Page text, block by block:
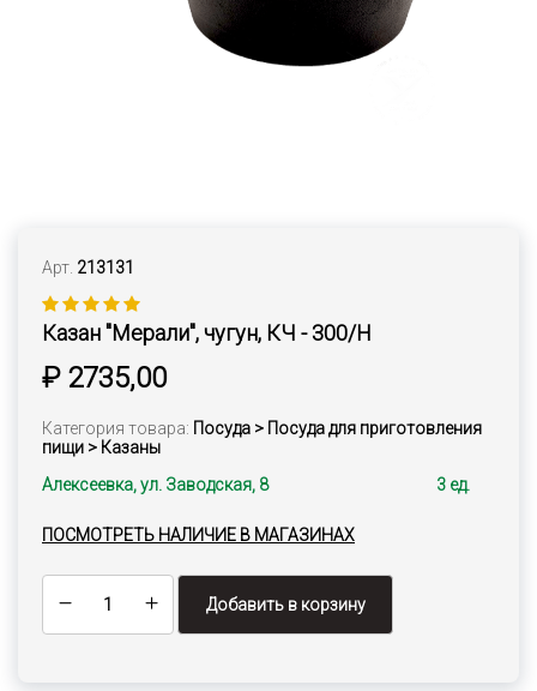
Арт. 213131
Казан "Мерали", чугун, КЧ - 300/Н
₽ 2735,00
Категория товара: Посуда > Посуда для приготовления
пищи > Казаны
Алексеевка, ул. Заводская, 8
3 ед.
ПОСМОТРЕТЬ НАЛИЧИЕ В МАГАЗИНАХ
Добавить в корзину